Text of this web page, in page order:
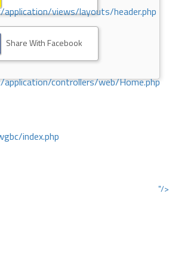
views/layouts/header.php
controllers/web/Home.php
index.php
"/>
Share With Facebook